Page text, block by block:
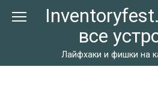
все
Лайфхаки и фишки на